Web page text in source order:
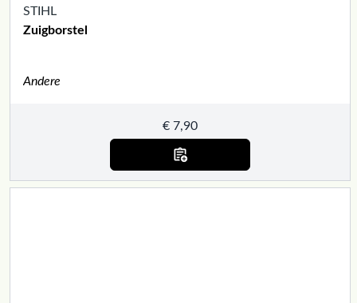
STIHL
Zuigborstel
Andere
€ 7,90